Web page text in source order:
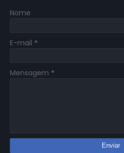
Nome
E-mail *
Mensagem *